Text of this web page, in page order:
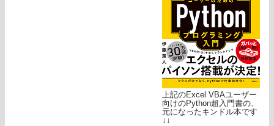
上記のExcel VBAユーザー
向けのPython超入門書の、
元になったキンドル本です
↓↓